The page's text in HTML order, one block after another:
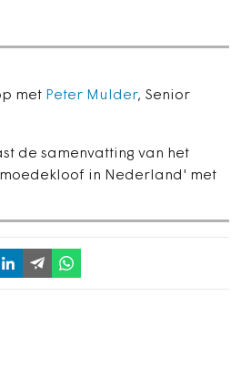
met Peter Mulder, Senior
de samenvatting van het
in Nederland' met